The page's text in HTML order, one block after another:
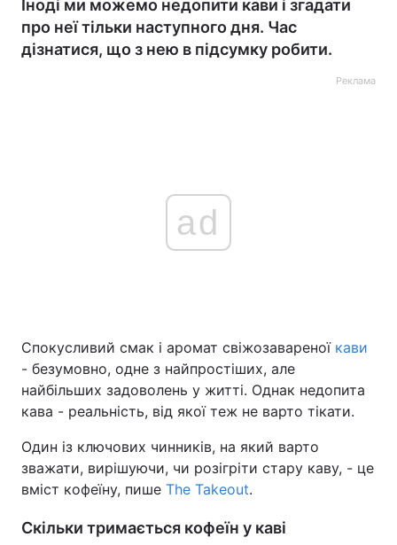
Іноді ми можемо недопити кави і згадати
про неї тільки наступного дня. Час
дізнатися, що з нею в підсумку робити.
Реклама
ad
Спокусливий смак і аромат свіжозавареної кави
- безумовно, одне з найпростіших, але
найбільших задоволень у житті. Однак недопита
кава - реальність, від якої теж не варто тікати.
Один із ключових чинників, на який варто
зважати, вирішуючи, чи розігріти стару каву, - це
вміст кофеїну, пише The Takeout.
Скільки тримається кофеїн у каві